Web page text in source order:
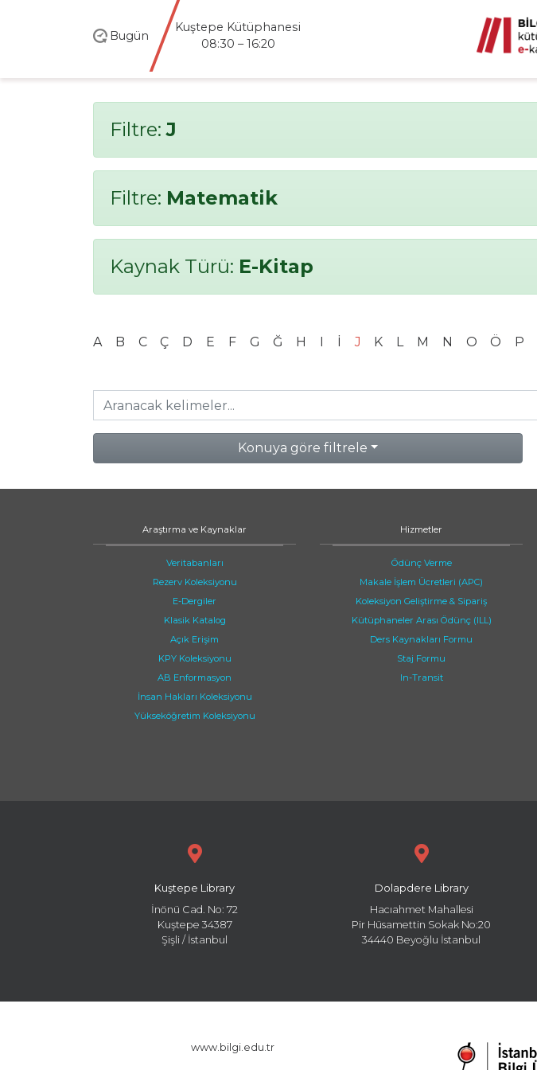
Bugün
Kuştepe Kütüphanesi
08:30 – 16:20
Filtre:J
Filtre: Matematik
Kaynak Türü: E-Kitap
A B C Ç D E F G Ğ H I İ J K L M N O Ö P
Konuya göre filtrele
Araştırma ve Kaynaklar
Veritabanları
Rezerv Koleksiyonu
E-Dergiler
Klasik Katalog
Açık Erişim
KPY Koleksiyonu
AB Enformasyon
İnsan Hakları Koleksiyonu
Yükseköğretim Koleksiyonu
Hizmetler
Ödünç Verme
Makale İşlem Ücretleri (APC)
Koleksiyon Geliştirme & Sipariş
Kütüphaneler Arası Ödünç (ILL)
Ders Kaynakları Formu
Staj Formu
In-Transit
Kuştepe Library
İnönü Cad. No: 72
Kuştepe 34387
Şişli / İstanbul
Dolapdere Library
Hacıahmet Mahallesi
Pir Hüsamettin Sokak No:20
34440 Beyoğlu İstanbul
www.bilgi.edu.tr